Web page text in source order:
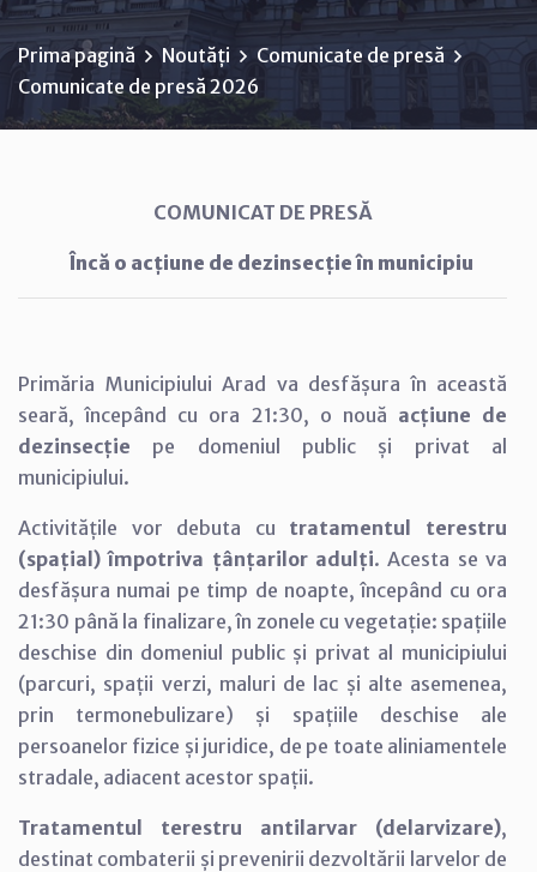
Prima pagină Noutăți
Comunicate de presă
Comunicate de presă 2026
COMUNICAT DE PRESĂ
Încă o acțiune de dezinsecție în municipiu
Primăria Municipiului Arad va desfășura în această
seară, începând cu ora 21:30, o nouă acțiune de
dezinsecție pe domeniul public și privat al
municipiului.
Activitățile vor debuta cu tratamentul terestru
(spațial) împotriva țânțarilor adulți. Acesta se va
desfășura numai pe timp de noapte, începând cu ora
21:30 până la finalizare, în zonele cu vegetație: spațiile
deschise din domeniul public și privat al municipiului
(parcuri, spații verzi, maluri de lac și alte asemenea,
prin termonebulizare) și spațiile deschise ale
persoanelor fizice și juridice, de pe toate aliniamentele
stradale, adiacent acestor spații.
Tratamentul terestru antilarvar (delarvizare),
destinat combaterii și prevenirii dezvoltării larvelor de